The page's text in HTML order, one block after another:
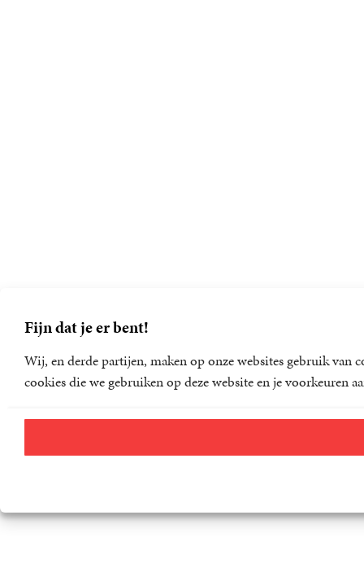
Fijn dat je er bent!
Wij, en derde partijen, maken op onze websites gebruik van
cookies die we gebruiken op deze website en je voorkeuren